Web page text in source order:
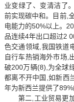
业变绿了、变清洁了
前实现碳中和。目前,
电能力的50%以上。
品连续4年出口超过2
色交通领域,我国铁道
自行车热销海外市场,
破200万辆(8),为全球
都离不开中国,如新西
年为新西兰提供了
第二,工业贸易更